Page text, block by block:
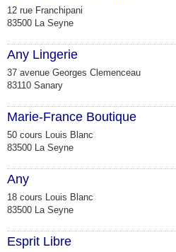
12 rue Franchipani
83500 La Seyne
Any Lingerie
37 avenue Georges Clemenceau
83110 Sanary
Marie-France Boutique
50 cours Louis Blanc
83500 La Seyne
Any
18 cours Louis Blanc
83500 La Seyne
Esprit Libre